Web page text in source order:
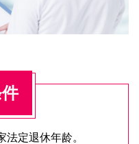
定退休年龄。